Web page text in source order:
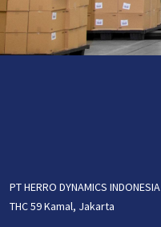
PT HERRO DYNAMICS INDONESIA
THC 59 Kamal, Jakarta